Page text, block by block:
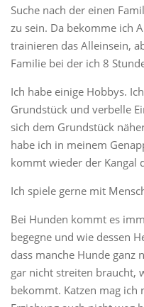
Suche nach der einen
zu sein. Da bekomme ich
trainieren das Alleinsein,
Familie bei der ich 8
Ich habe einige Hobbys.
Grundstück und verbelle
sich dem Grundstück
habe ich in meinem
kommt wieder der Kangal
Ich spiele gerne mit
Bei Hunden kommt es
begegne und wie dessen
dass manche Hunde ganz
gar nicht streiten braucht,
bekommt. Katzen mag